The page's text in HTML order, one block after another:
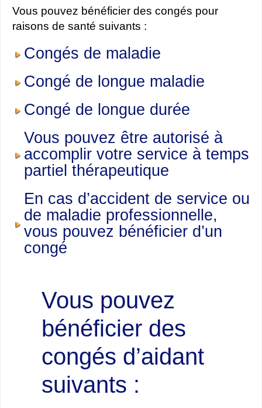
Vous pouvez bénéficier des congés pour
raisons de santé suivants :
Congés de maladie
Congé de longue maladie
Congé de longue durée
Vous pouvez être autorisé à
accomplir votre service à temps
partiel thérapeutique
En cas d’accident de service ou
de maladie professionnelle,
vous pouvez bénéficier d’un
congé
Vous pouvez
bénéficier des
congés d’aidant
suivants :